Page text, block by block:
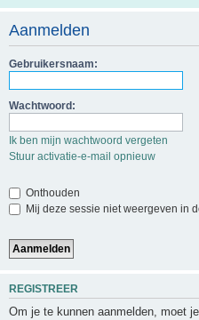
Aanmelden
Gebruikersnaam:
Wachtwoord:
Ik ben mijn wachtwoord vergeten
Stuur activatie-e-mail opnieuw
Onthouden
Mij deze sessie niet weergeven in
REGISTREER
Om je te kunnen aanmelden, moet